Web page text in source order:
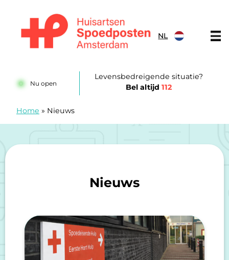
NL
Nu open
Levensbedreigende situatie?
Bel altijd112
Home » Nieuws
Nieuws